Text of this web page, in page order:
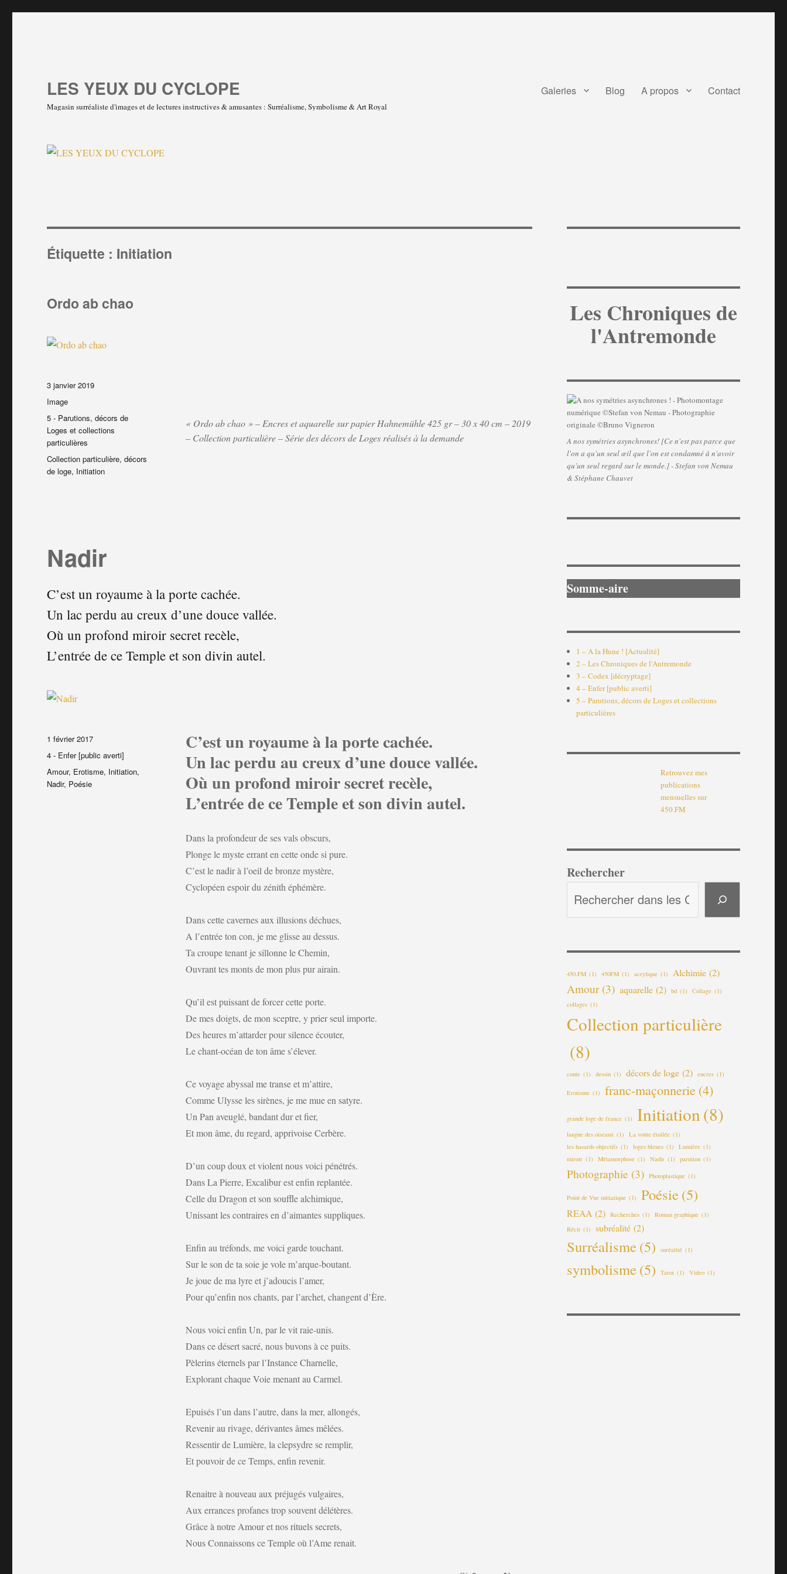
LES YEUX DU CYCLOPE
Magasin surréaliste d'images et de lectures instructives & amusantes : Surréalisme, Symbolisme & Art Royal
Galeries Blog A propos Contact
Étiquette : Initiation
Ordo ab chao
« Ordo ab chao » – Encres et aquarelle sur papier Hahnemühle 425 gr – 30 x 40 cm – 2019
– Collection particulière – Série des décors de Loges réalisés à la demande
Publié
le
3 janvier 2019
Format
Image
Catégories
5 - Parutions, décors de
Loges et collections
particulières
Étiquettes
Collection particulière,décors
de loge, Initiation
Nadir
C’est un royaume à la porte cachée.
Un lac perdu au creux d’une douce vallée.
Où un profond miroir secret recèle,
L’entrée de ce Temple et son divin autel.
C’est un royaume à la porte cachée.
Un lac perdu au creux d’une douce vallée.
Où un profond miroir secret recèle,
L’entrée de ce Temple et son divin autel.
Dans la profondeur de ses vals obscurs,
Plonge le myste errant en cette onde si pure.
C’est le nadir à l’oeil de bronze mystère,
Cyclopéen espoir du zénith éphémère.
Dans cette cavernes aux illusions déchues,
A l’entrée ton con, je me glisse au dessus.
Ta croupe tenant je sillonne le Chemin,
Ouvrant tes monts de mon plus pur airain.
Qu’il est puissant de forcer cette porte.
De mes doigts, de mon sceptre, y prier seul importe.
Des heures m’attarder pour silence écouter,
Le chant-océan de ton âme s’élever.
Ce voyage abyssal me transe et m’attire,
Comme Ulysse les sirènes, je me mue en satyre.
Un Pan aveuglé, bandant dur et fier,
Et mon âme, du regard, apprivoise Cerbère.
D’un coup doux et violent nous voici pénétrés.
Dans La Pierre, Excalibur est enfin replantée.
Celle du Dragon et son souffle alchimique,
Unissant les contraires en d’aimantes suppliques.
Enfin au tréfonds, me voici garde touchant.
Sur le son de ta soie je vole m’arque-boutant.
Je joue de ma lyre et j’adoucis l’amer,
Pour qu’enfin nos chants, par l’archet, changent d’Ère.
Nous voici enfin Un, par le vit raie-unis.
Dans ce désert sacré, nous buvons à ce puits.
Pèlerins éternels par l’Instance Charnelle,
Explorant chaque Voie menant au Carmel.
Epuisés l’un dans l’autre, dans la mer, allongés,
Revenir au rivage, dérivantes âmes mêlées.
Ressentir de Lumière, la clepsydre se remplir,
Et pouvoir de ce Temps, enfin revenir.
Renaitre à nouveau aux préjugés vulgaires,
Aux errances profanes trop souvent délétères.
Grâce à notre Amour et nos rituels secrets,
Nous Connaissons ce Temple où l’Ame renait.
Publié
le
1 février 2017
Catégories
4 - Enfer [public averti]
Étiquettes
Amour, Erotisme, Initiation,
Nadir, Poésie
Les Chroniques de
l'Antremonde
A nos symétries asynchrones! [Ce n'est pas parce que
l'on a qu'un seul œil que l'on est condamné à n'avoir
qu'un seul regard sur le monde.] - Stefan von Nemau
& Stéphane Chauvet
Somme-aire
1 – A la Hune ! [Actualité]
2 – Les Chroniques de l'Antremonde
3 – Codex [décryptage]
4 – Enfer [public averti]
5 – Parutions, décors de Loges et collections
particulières
Retrouvez mes
publications
mensuelles sur
450.FM
Rechercher
450.FM (1) 450FM (1) acrylique (1) Alchimie (2)
Amour (3) aquarelle (2) bd (1) Collage (1)
collages (1)
Collection particulière
(8)
conte (1) dessin (1) décors de loge (2) encres (1)
Erotisme (1) franc-maçonnerie (4)
grande loge de france (1) Initiation(8)
langue des oiseaux (1) La voûte étoilée (1)
les hasards objectifs (1) loges bleues (1) Lumière (1)
miroir (1) Métamorphose (1) Nadir (1) parution (1)
Photographie (3) Photoplastique (1)
Point de Vue initiatique (1) Poésie (5)
REAA (2) Recherches (1) Roman graphique (1)
Récit (1) subréalité (2)
Surréalisme (5) suréalité (1)
symbolisme (5) Tarot (1) Video (1)